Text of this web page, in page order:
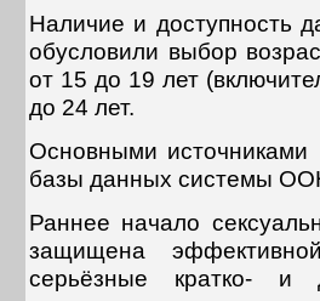
Наличие и доступность
обусловили выбор
от 15 до 19 лет
до 24 лет.
Основными
базы данных системы
Раннее начало
защищена
серьёзные кратко- и